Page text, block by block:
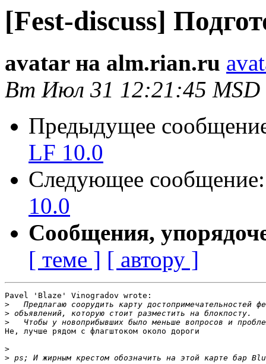
[Fest-discuss]
avatar на alm.rian.ru
Вт Июл 31 12:21:45 MSD
Предыдущее
LF 10.0
Следующее
10.0
Сообщения,
[ теме ] [ автору ]
Pavel 'Blaze' Vinogradov wrote:
>
>
>
Не, лучше рядом с флагштоком около дороги
>
>